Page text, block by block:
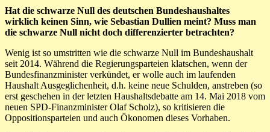
Hat die schwarze Null des deutschen Bundeshaushaltes
wirklich keinen Sinn, wie Sebastian Dullien meint? Muss man
die schwarze Null nicht doch differenzierter betrachten?
Wenig ist so umstritten wie die schwarze Null im Bundeshaushalt
seit 2014. Während die Regierungsparteien klatschen, wenn der
Bundesfinanzminister verkündet, er wolle auch im laufenden
Haushalt Ausgeglichenheit, d.h. keine neue Schulden, anstreben (so
erst geschehen in der letzten Haushaltsdebatte am 14. Mai 2018 vom
neuen SPD-Finanzminister Olaf Scholz), so kritisieren die
Oppositionsparteien und auch Ökonomen dieses Vorhaben.